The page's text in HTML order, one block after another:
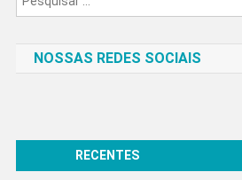
NOSSAS REDES SOCIAIS
RECENTES